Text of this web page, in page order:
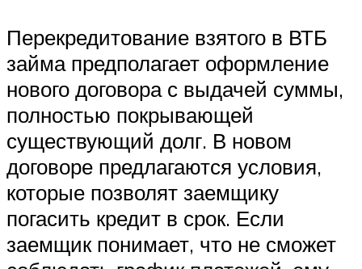
Перекредитование взятого в ВТБ
займа предполагает оформление
нового договора с выдачей суммы,
полностью покрывающей
существующий долг. В новом
договоре предлагаются условия,
которые позволят заемщику
погасить кредит в срок. Если
заемщик понимает, что не сможет